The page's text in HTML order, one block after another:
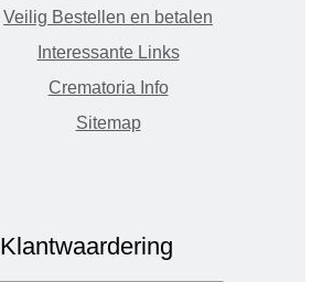
Veilig Bestellen en betalen
Interessante Links
Crematoria Info
Sitemap
Klantwaardering